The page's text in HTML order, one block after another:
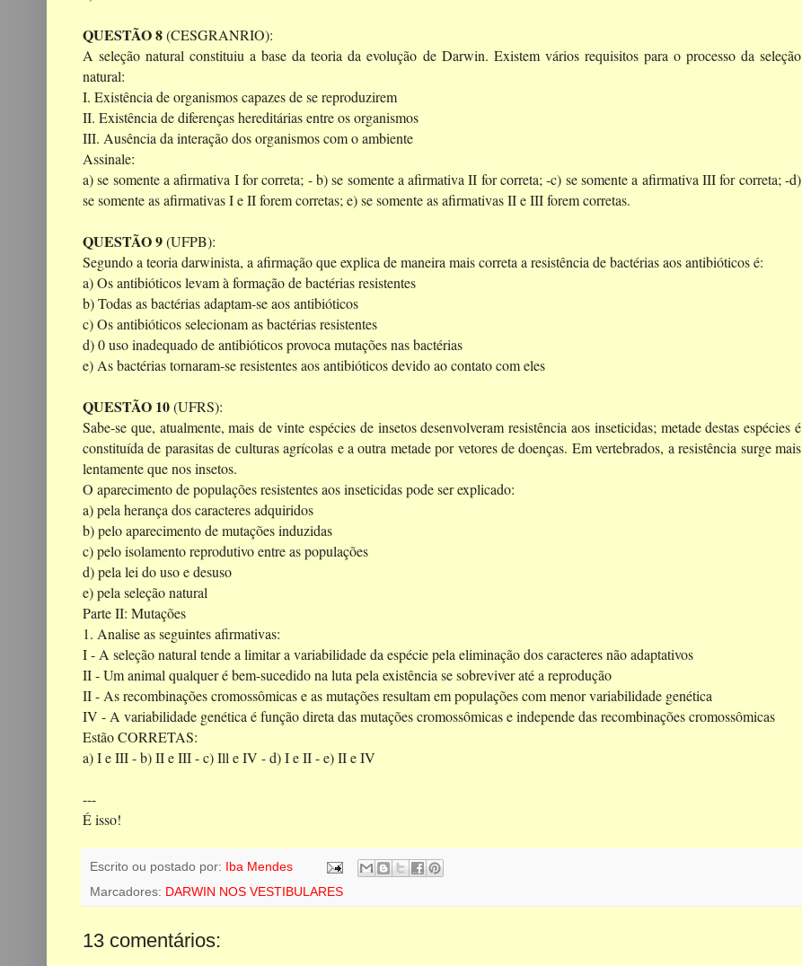
QUESTÃO 8(CESGRANRIO):
A seleção natural constituiu a base da teoria da evolução de Darwin. Existem vários requisitos para o processo da seleção
natural:
I. Existência de organismos capazes de se reproduzirem
II. Existência de diferenças hereditárias entre os organismos
III. Ausência da interação dos organismos com o ambiente
Assinale:
a) se somente a afirmativa I for correta; -b) se somente a afirmativa II for correta; -c) se somente a afirmativa III for correta; -d)
se somente as afirmativas I e II forem corretas; e) se somente as afirmativas II e III forem corretas.
QUESTÃO 9(UFPB):
Segundo a teoria darwinista, a afirmação que explica de maneira mais correta a resistência de bactérias aos antibióticos é:
a) Os antibióticos levam à formação de bactérias resistentes
b) Todas as bactérias adaptam-se aos antibióticos
c) Os antibióticos selecionam as bactérias resistentes
d) 0 uso inadequado de antibióticos provoca mutações nas bactérias
e) As bactérias tornaram-se resistentes aos antibióticos devido ao contato com eles
QUESTÃO 10(UFRS):
Sabe-se que, atualmente, mais de vinte espécies de insetos desenvolveram resistência aos inseticidas; metade destas espécies é
constituída de parasitas de culturas agrícolas e a outra metade por vetores de doenças. Em vertebrados, a resistência surge mais
lentamente que nos insetos.
O aparecimento de populações resistentes aos inseticidas pode ser explicado:
a) pela herança dos caracteres adquiridos
b) pelo aparecimento de mutações induzidas
c) pelo isolamento reprodutivo entre as populações
d) pela lei do uso e desuso
e) pela seleção natural
Parte II: Mutações
1. Analise as seguintes afirmativas:
I - A seleção natural tende a limitar a variabilidade da espécie pela eliminação dos caracteres não adaptativos
II - Um animal qualquer é bem-sucedido na luta pela existência se sobreviver até a reprodução
II - As recombinações cromossômicas e as mutações resultam em populações com menor variabilidade genética
IV - A variabilidade genética é função direta das mutações cromossômicas e independe das recombinações cromossômicas
Estão CORRETAS:
a) I e III -b) II e III- c) Ill e IV -d) I e II -e) II e IV
---
É isso!
Escrito ou postado por: Iba Mendes
Marcadores: DARWIN NOS VESTIBULARES
13 comentários: